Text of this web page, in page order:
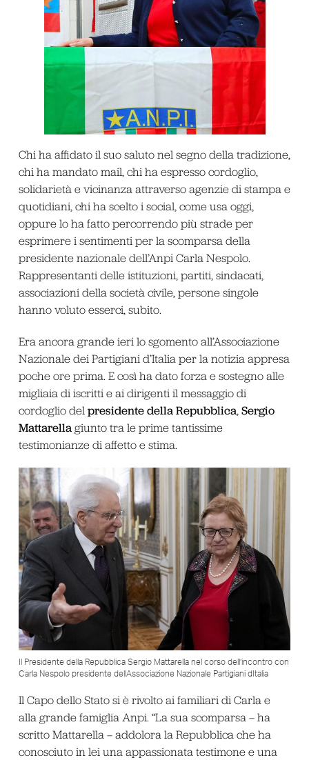
Chi ha affidato il suo saluto nel segno della tradizione,
chi ha mandato mail, chi ha espresso cordoglio,
solidarietà e vicinanza attraverso agenzie di stampa e
quotidiani, chi ha scelto i social, come usa oggi,
oppure lo ha fatto percorrendo più strade per
esprimere i sentimenti per la scomparsa della
presidente nazionale dell’Anpi Carla Nespolo.
Rappresentanti delle istituzioni, partiti, sindacati,
associazioni della società civile, persone singole
hanno voluto esserci, subito.
Era ancora grande ieri lo sgomento all’Associazione
Nazionale dei Partigiani d’Italia per la notizia appresa
poche ore prima. E così ha dato forza e sostegno alle
migliaia di iscritti e ai dirigenti il messaggio di
cordoglio del presidente della Repubblica, Sergio
Mattarella giunto tra le prime tantissime
testimonianze di affetto e stima.
Il Presidente della Repubblica Sergio Mattarella nel corso dell’incontro con
Carla Nespolo presidente dellAssociazione Nazionale Partigiani dItalia
Il Capo dello Stato si è rivolto ai familiari di Carla e
alla grande famiglia Anpi. “La sua scomparsa – ha
scritto Mattarella – addolora la Repubblica che ha
conosciuto in lei una appassionata testimone e una